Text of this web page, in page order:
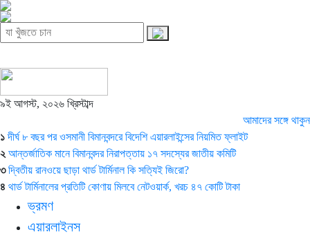
৯ই আগস্ট, ২০২৬ খ্রিস্টাব্দ
আমাদের সঙ্গে থাকুন
১ দীর্ঘ ৮ বছর পর ওসমানী বিমানবন্দরে বিদেশি এয়ারলাইন্সের নিয়মিত ফ্লাইট
২ আন্তর্জাতিক মানে বিমানবন্দর নিরাপত্তায় ১৭ সদস্যের জাতীয় কমিটি
৩ দ্বিতীয় রানওয়ে ছাড়া থার্ড টার্মিনাল কি সত্যিই জিরো?
৪ থার্ড টার্মিনালের প্রতিটি কোণায় মিলবে নেটওয়ার্ক, খরচ ৪৭ কোটি টাকা
ভ্রমণ
এয়ারলাইনস